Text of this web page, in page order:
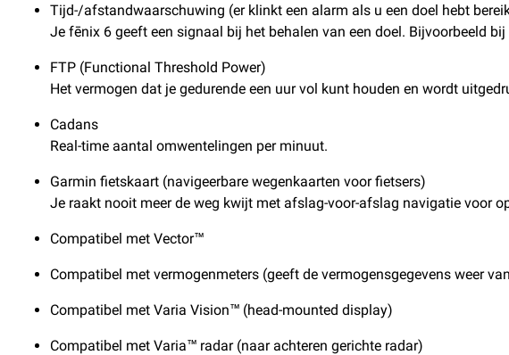
Tijd-/afstandwaarschuwing (er klinkt een alarm als u een doel hebt
Je fēnix 6 geeft een signaal bij het behalen van een doel. Bijvoorbeeld
FTP (Functional Threshold Power)
Het vermogen dat je gedurende een uur vol kunt houden en wordt
Cadans
Real-time aantal omwentelingen per minuut.
Garmin fietskaart (navigeerbare wegenkaarten voor fietsers)
Je raakt nooit meer de weg kwijt met afslag-voor-afslag navigatie voor
Compatibel met Vector™
Compatibel met vermogenmeters (geeft de vermogensgegevens weer
Compatibel met Varia Vision™ (head-mounted display)
Compatibel met Varia™ radar (naar achteren gerichte radar)